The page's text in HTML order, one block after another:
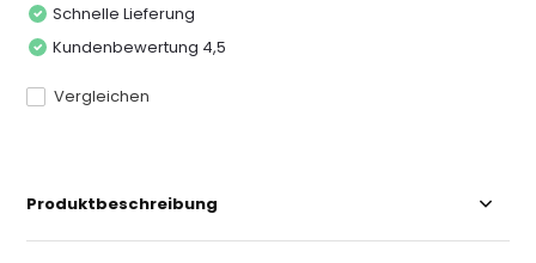
Schnelle Lieferung
Kundenbewertung 4,5
Vergleichen
Produktbeschreibung